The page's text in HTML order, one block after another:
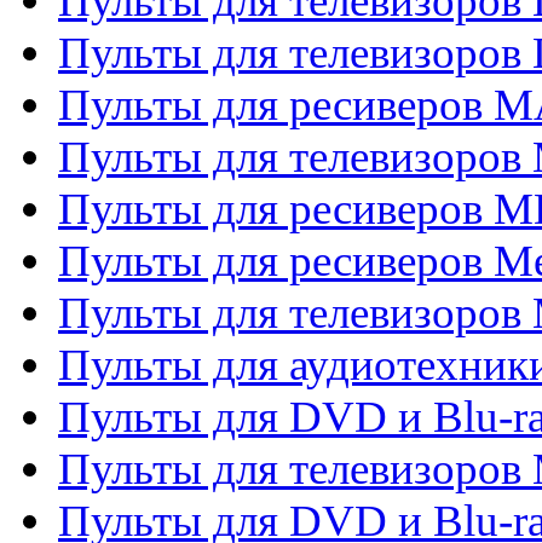
Пульты для телевизоров
Пульты для ресиверов
Пульты для телевизоров
Пульты для ресиверов
Пульты для ресиверов
Пульты для телевизоров
Пульты для
Пульты для DVD и Blu-
Пульты для
Пульты для DVD и Blu-